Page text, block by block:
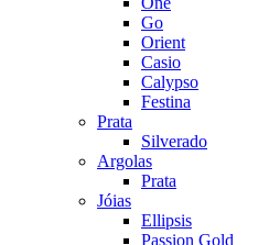
Go
Orient
Casio
Calypso
Festina
Prata
Silverado
Argolas
Prata
Jóias
Ellipsis
Passion Gold